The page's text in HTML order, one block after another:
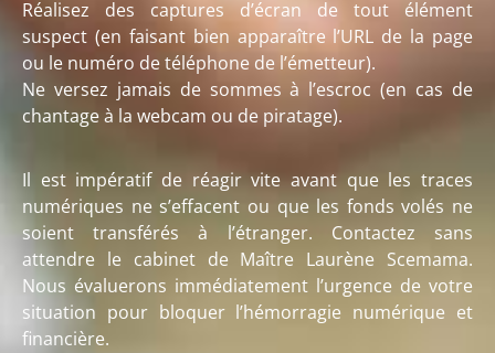
Réalisez des captures d’écran de tout élément
suspect (en faisant bien apparaître l’URL de la page
ou le numéro de téléphone de l’émetteur).
Ne versez jamais de sommes à l’escroc (en cas de
chantage à la webcam ou de piratage).
Il est impératif de réagir vite avant que les traces
numériques ne s’effacent ou que les fonds volés ne
soient transférés à l’étranger. Contactez sans
attendre le cabinet de Maître Laurène Scemama.
Nous évaluerons immédiatement l’urgence de votre
situation pour bloquer l’hémorragie numérique et
financière.